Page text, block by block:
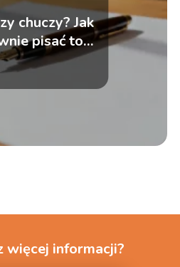
chuczy? Jak
pisać to
więcej informacji?